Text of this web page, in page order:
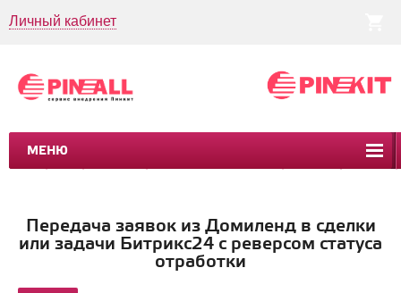
Личный кабинет
МЕНЮ
CRM CMS КЕЙСЫ
Передача заявок из Домиленд в сделки
или задачи Битрикс24 с реверсом статуса
отработки